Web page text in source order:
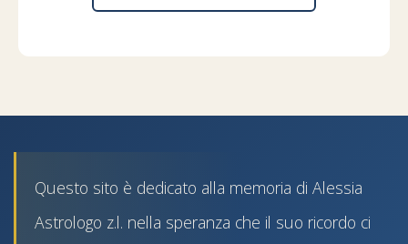
Questo sito è dedicato alla memoria di Alessia
Astrologo z.l. nella speranza che il suo ricordo ci